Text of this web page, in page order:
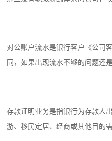
对公账户流水是银行客户《公司
同，如果出现流水不够的问题还
存款证明业务是指银行为存款人
游、移民定居、经商或其他目的